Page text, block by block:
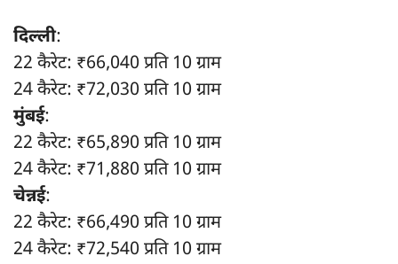
दिल्ली:
22 कैरेट: ₹66,040 प्रति 10 ग्राम
24 कैरेट: ₹72,030 प्रति 10 ग्राम
मुंबई:
22 कैरेट: ₹65,890 प्रति 10 ग्राम
24 कैरेट: ₹71,880 प्रति 10 ग्राम
चेन्नई:
22 कैरेट: ₹66,490 प्रति 10 ग्राम
24 कैरेट: ₹72,540 प्रति 10 ग्राम